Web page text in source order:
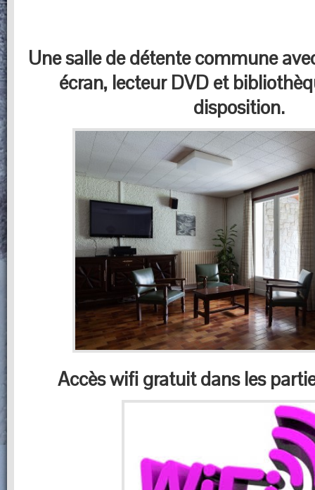
Une salle de détente commune
écran, lecteur DVD et
disposition.
Accès wifi gratuit dans les